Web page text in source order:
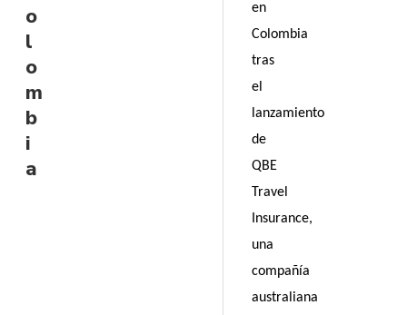
o
l
o
m
b
i
a
en
Colombia
tras
el
lanzamiento
de
QBE
Travel
Insurance,
una
compañía
australiana